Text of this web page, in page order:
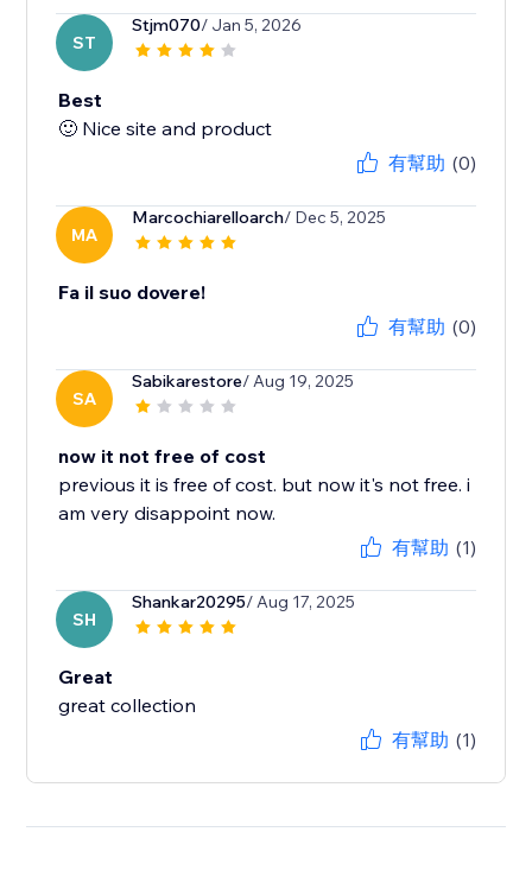
ST
Stjm070/ Jan 5, 2026
Best
🙂 Nice site and product
有幫助 (0)
MA
Marcochiarelloarch/ Dec 5, 2025
Fa il suo dovere!
有幫助 (0)
SA
Sabikarestore/ Aug 19, 2025
now it not free of cost
previous it is free of cost. but now it's not free. i
am very disappoint now.
有幫助 (1)
SH
Shankar20295/ Aug 17, 2025
Great
有幫助 (1)